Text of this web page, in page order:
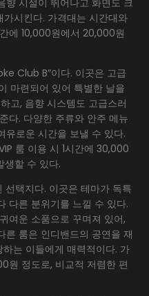
시킨다. 가격대는 시간대와
에 10,000원에서 20,000원
Club B”이다. 이곳은 고급
마련되어 있어 특별한 날을
고, 음향 시스템도 고급스러
다. 다양한 주류와 안주 메뉴
유로운 시간을 보낼 수 있다.
룸 이용 시 1시간에 30,000
할 수 있다.
선택지다. 이곳은 테마가 독특
다른 분위기를 느낄 수 있다.
여운 소품으로 꾸며져 있어,
른 룸은 인디밴드의 공연을 재
는 이들에게 매력적이다. 가
원 정도로, 비교적 저렴한 편